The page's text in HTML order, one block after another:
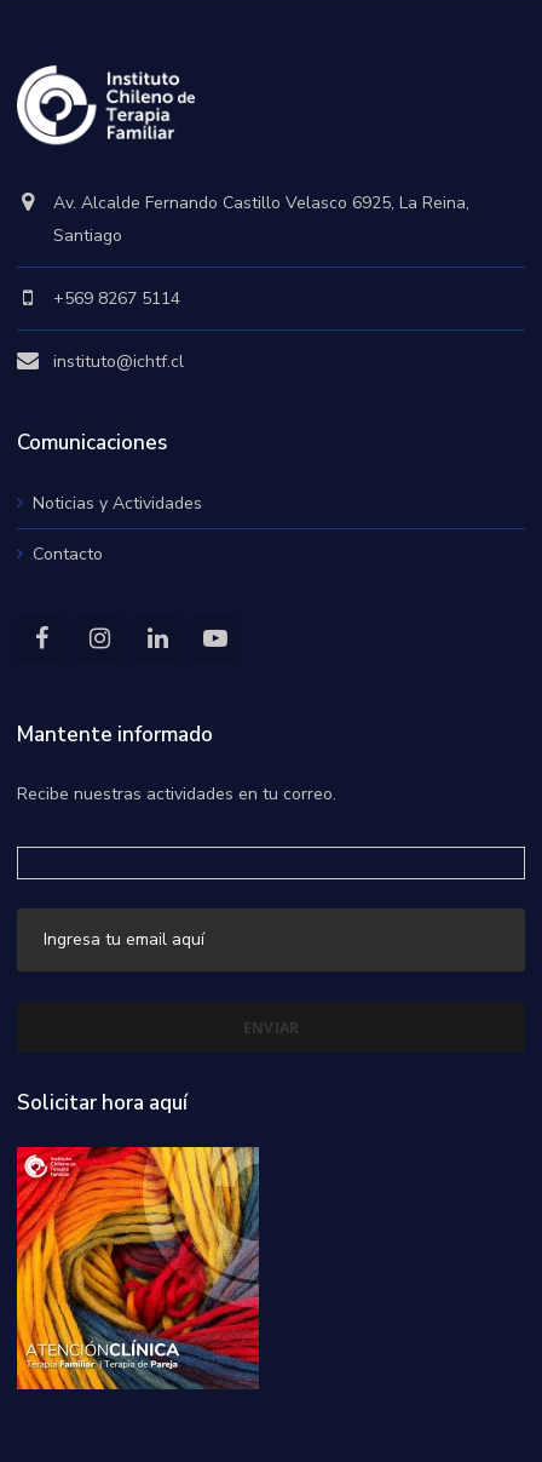
Av. Alcalde Fernando Castillo Velasco 6925, La Reina,
Santiago
+569 8267 5114
instituto@ichtf.cl
Comunicaciones
Noticias y Actividades
Contacto
Mantente informado
Recibe nuestras actividades en tu correo.
Solicitar hora aquí